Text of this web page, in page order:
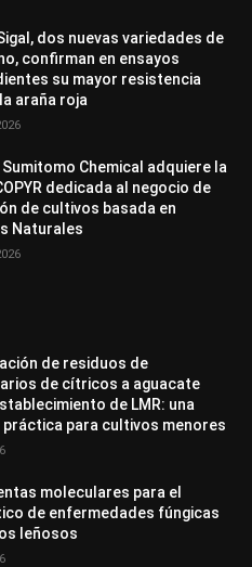
dos nuevas variedades de
confirman en ensayos
su mayor resistencia
araña roja
Sumitomo Chemical adquiere la
dedicada al negocio de
de cultivos basada en
Naturales
de residuos de
de cítricos a aguacate
de LMR: una
para cultivos menores
moleculares para el
de enfermedades fúngicas
leñosos